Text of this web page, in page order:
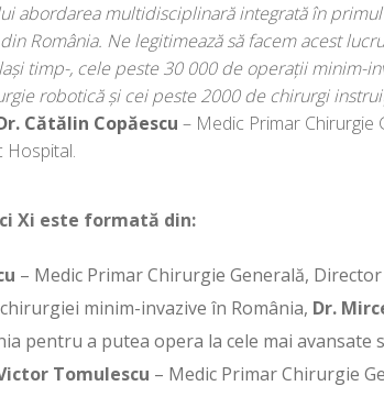
abordarea multidisciplinară integrată în
România. Ne legitimează să facem acest
timp-, cele peste 30 000 de operații minim-
robotică și cei peste 2000 de chirurgi
Cătălin Copăescu – Medic Primar Chirurgie
Hospital.
Xi este formată din:
– Medic Primar Chirurgie Generală,
minim-invazive în România, Dr.
pentru a putea opera la cele mai avansate
Tomulescu – Medic Primar Chirurgie